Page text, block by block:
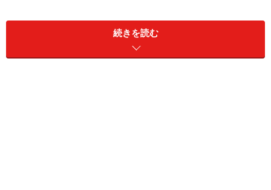
す。出身国順に、フィリピンから15万人、インドネシア
続きを読む